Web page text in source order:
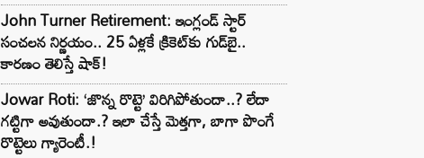
John Turner Retirement: ఇంగ్లండ్ స్టార్
సంచలన నిర్ణయం.. 25 ఏళ్లకే క్రికెట్‌కు గుడ్‌బై..
కారణం తెలిస్తే షాక్!
Jowar Roti: ‘జొన్న రొట్టె’ విరిగిపోతుందా..? లేదా
గట్టిగా అవుతుందా.? ఇలా చేస్తే మెత్తగా, బాగా పొంగే
రొట్టెలు గ్యారెంటీ.!